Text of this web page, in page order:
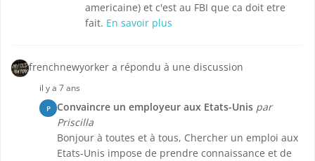
americaine) et c'est au FBI que ca doit etre
fait. En savoir plus
frenchnewyorker a répondu à une discussion
il y a 7 ans
P Convaincre un employeur aux Etats-Unis par
Priscilla
Bonjour à toutes et à tous, Chercher un emploi aux
Etats-Unis impose de prendre connaissance et de